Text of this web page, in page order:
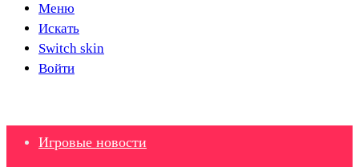
Меню
Искать
Switch skin
Войти
Игровые новости